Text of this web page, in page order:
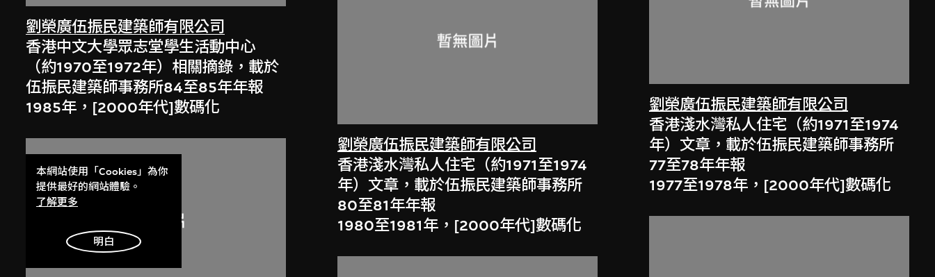
劉榮廣伍振民建築師有限公司
香港中文大學眾志堂學生活動中心
（約1970至1972年）相關摘錄，載於
伍振民建築師事務所84至85年年報
1985年，[2000年代]數碼化
劉榮廣伍振民建築師有限公司
香港淺水灣私人住宅（約1971至1974
年）文章，載於伍振民建築師事務所
80至81年年報
1980至1981年，[2000年代]數碼化
劉榮廣伍振民建築師有限公司
香港淺水灣私人住宅（約1971至1974
年）文章，載於伍振民建築師事務所
77至78年年報
1977至1978年，[2000年代]數碼化
本網站使用「Cookies」為你
提供最好的網站體驗。
了解更多
明白